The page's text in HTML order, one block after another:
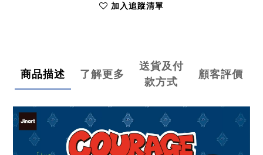
加入追蹤清單
商品描述 了解更多
送貨及付
款方式
顧客評價